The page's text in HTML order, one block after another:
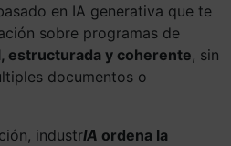
en IA generativa que te
sobre programas de
estructurada y coherente, sin
documentos o
industrIA ordena la